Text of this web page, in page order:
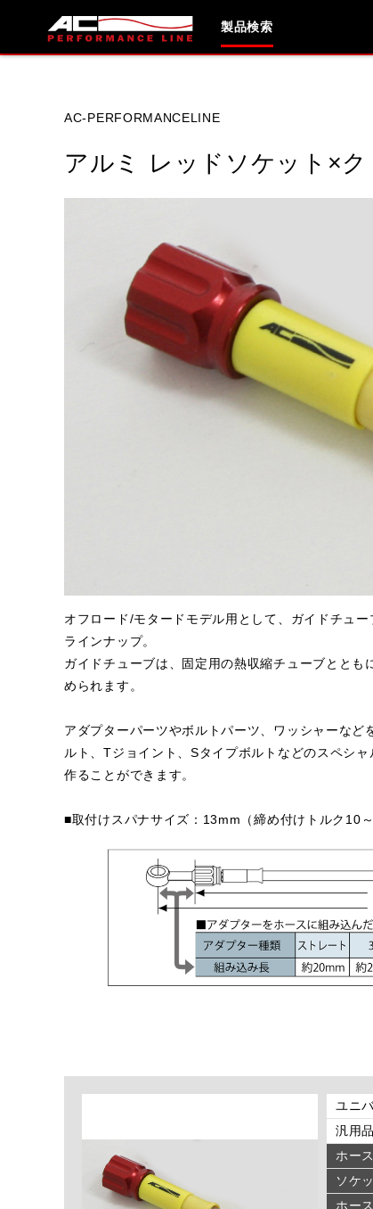
製品検索
AC-PERFORMANCELINE
アルミ レッドソケット×ク
オフロード/モタードモデル用として、ガイドチュ
ラインナップ。
ガイドチューブは、固定用の熱収縮チューブとと
められます。
アダプターパーツやボルトパーツ、ワッシャーな
ルト、Tジョイント、Sタイプボルトなどのスペシ
作ることができます。
■取付けスパナサイズ：13mm（締め付けトルク10～
ユニ
汎用品
ホー
ソケ
ホー